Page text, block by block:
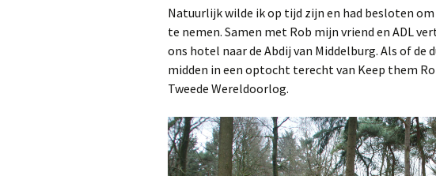
Natuurlijk wilde ik op tijd zijn en had besloten
te nemen. Samen met Rob mijn vriend en ADL
ons hotel naar de Abdij van Middelburg. Als of de
midden in een optocht terecht van Keep them
Tweede Wereldoorlog.